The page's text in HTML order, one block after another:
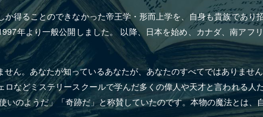
得ることのできなかった帝王学・形而上学を、自身も貴族であり
年より一般公開しました。 以降、日本を始め、カナダ、南アフ
ん。あなたが知っているあなたが、あなたのすべてではありません
などミステリースクールで学んだ多くの偉人や天才と言われる人
のようだ」「奇跡だ」と称賛していたのです。本物の魔法とは、